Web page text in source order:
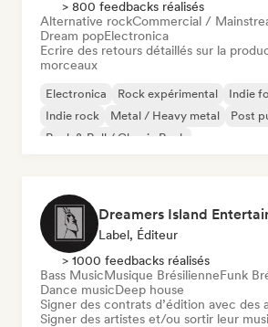
> 800 feedbacks réalisés
Alternative rockCommercial /
Dream popElectronica
Ecrire des retours détaillés sur la
morceaux
Electronica Rock expérimental Indie
Indie rock
Metal / Heavy metal
Post
Rock & Roll / Classic Rock
Dreamers Island
Label, Éditeur
> 1000 feedbacks réalisés
Bass MusicMusique BrésilienneFunk
Dance musicDeep house
Signer des contrats d’édition avec des
Signer des artistes et/ou sortir leur